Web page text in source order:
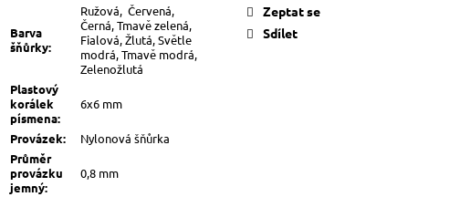
Barva
šňůrky:
Ružová, Červená,
Černá, Tmavě zelená,
Fialová, Žlutá, Světle
modrá, Tmavě modrá,
Zelenožlutá
Plastový
korálek
písmena:
6x6 mm
Provázek:
Nylonová šňůrka
Průměr
provázku
jemný:
0,8 mm
Zeptat se
Sdílet